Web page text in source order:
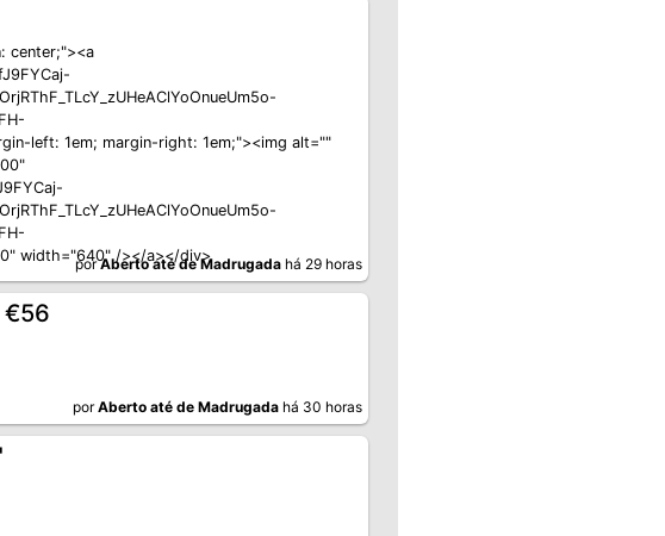
center;"><a
left: 1em; margin-right: 1em;"><img alt=""
width="640" /></a></div>
porAberto até de Madrugadahá 29 horas
€56
porAberto até de Madrugadahá 30 horas